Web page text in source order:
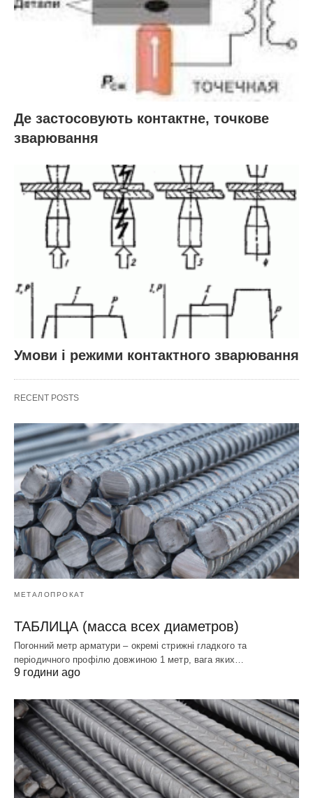
Де застосовують контактне, точкове
зварювання
Умови і режими контактного зварювання
RECENT POSTS
МЕТАЛОПРОКАТ
ТАБЛИЦА (масса всех диаметров)
Погонний метр арматури – окремі стрижні гладкого та
періодичного профілю довжиною 1 метр, вага яких…
9 години ago